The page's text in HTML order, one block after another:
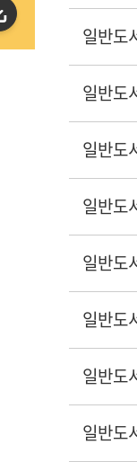
일반도
일반도
일반도
일반도
일반도
일반도
일반도
일반도